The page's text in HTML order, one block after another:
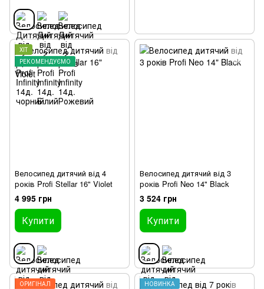
ХІТ
РЕКОМЕНДУЄМО
Велосипед дитячий від 4
років Profi Stellar 16" Violet
4 995 грн
Купити
Велосипед дитячий від 3
років Profi Neo 14" Black
3 524 грн
Купити
ОРИГІНАЛ
НОВИНКА